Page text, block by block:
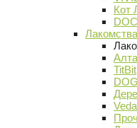
Кот
TitBit
Veda